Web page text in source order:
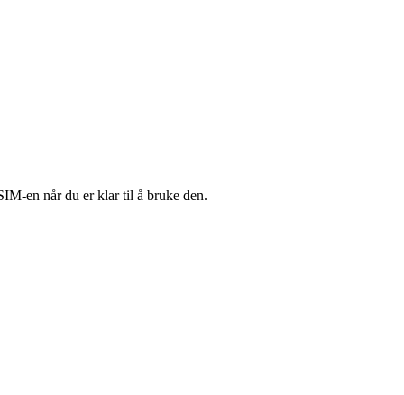
en når du er klar til å bruke den.